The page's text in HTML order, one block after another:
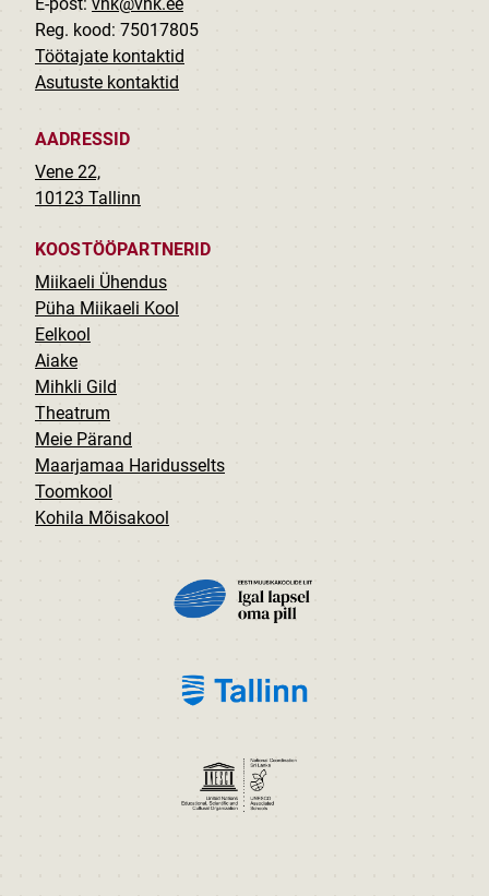
Reg. kood: 75017805
Töötajate kontaktid
Asutuste kontaktid
AADRESSID
Vene 22,
10123 Tallinn
KOOSTÖÖPARTNERID
Miikaeli Ühendus
Püha Miikaeli Kool
Eelkool
Aiake
Mihkli Gild
Theatrum
Meie Pärand
Maarjamaa Haridusselts
Toomkool
Kohila Mõisakool
PILT
PILT
PILT